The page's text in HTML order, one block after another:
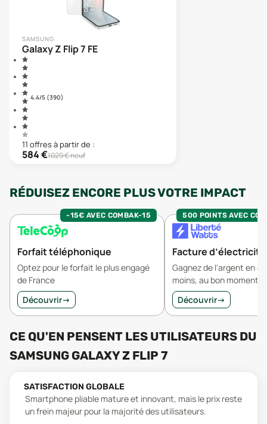
SAMSUNG
Galaxy Z Flip 7 FE
4.4/5 (390)
11 offresà partir de :
584€1029€ neuf
RÉDUISEZ ENCORE PLUS VOTRE IMPACT
-15€ AVEC COMBAK-15
Forfait téléphonique
Optez pour le forfait le plus engagé
de France
Découvrir→
500 POINTS AVEC
Facture d’électricité
Gagnez de l'argent en
moins, au bon moment.
Découvrir→
CE QU'EN PENSENT LES UTILISATEURS DU
SAMSUNG GALAXY Z FLIP 7
SATISFACTION GLOBALE
Smartphone pliable mature et innovant, mais le prix reste
un frein majeur pour la majorité des utilisateurs.